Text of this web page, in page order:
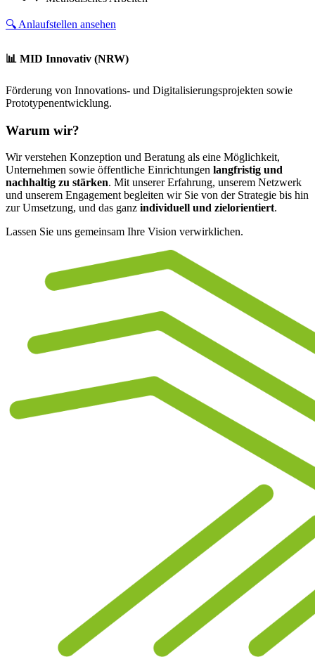
🔍 Anlaufstellen ansehen
📊 MID Innovativ (NRW)
Förderung von Innovations- und Digitalisierungsprojekten sowie
Prototypenentwicklung.
Warum wir?
Wir verstehen Konzeption und Beratung als eine Möglichkeit,
Unternehmen sowie öffentliche Einrichtungen langfristig und
nachhaltig zu stärken. Mit unserer Erfahrung, unserem Netzwerk
und unserem Engagement begleiten wir Sie von der Strategie bis hin
zur Umsetzung, und das ganz individuell und zielorientiert.
Lassen Sie uns gemeinsam Ihre Vision verwirklichen.